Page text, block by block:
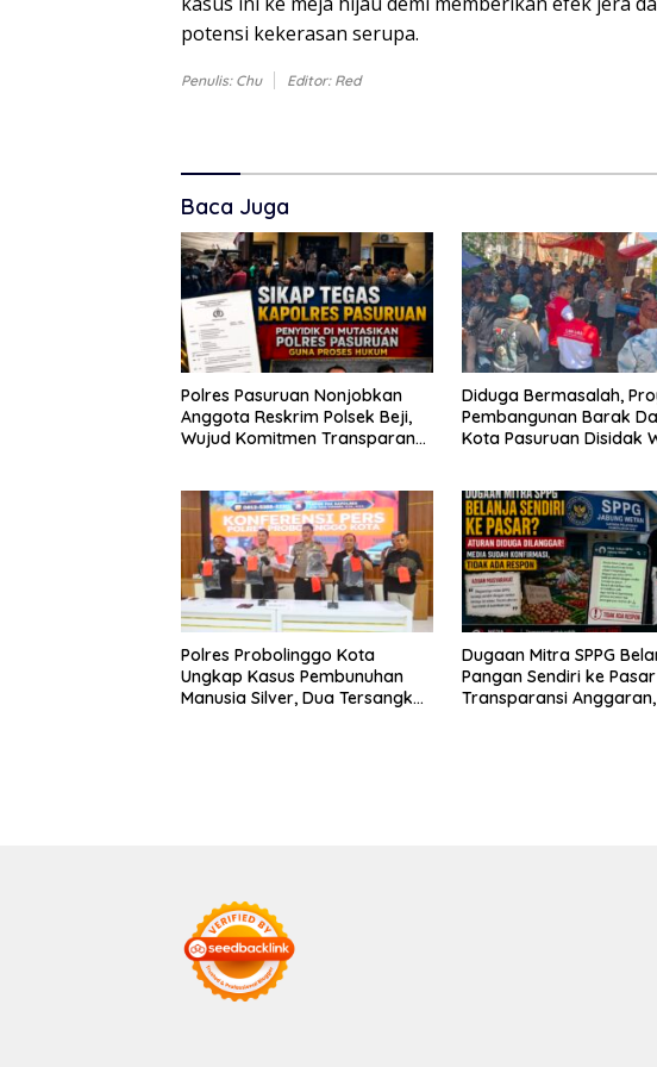
potensi kekerasan serupa.
Penulis: Chu Editor: Red
Baca Juga
Polres Pasuruan Nonjobkan
Anggota Reskrim Polsek Beji,
Wujud Komitmen Transparansi
Diduga Bermasalah,
Pembangunan Barak
Kota Pasuruan Disidak
Polres Probolinggo Kota
Ungkap Kasus Pembunuhan
Manusia Silver, Dua Tersangka
Dugaan Mitra SPPG
Pangan Sendiri ke
Transparansi